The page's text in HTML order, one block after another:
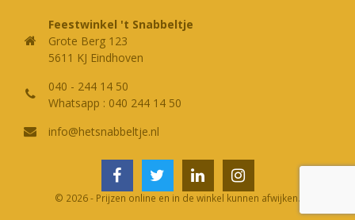
Feestwinkel 't Snabbeltje
Grote Berg 123
5611 KJ Eindhoven
040 - 244 14 50
Whatsapp : 040 244 14 50
info@hetsnabbeltje.nl
© 2026 - Prijzen online en in de winkel kunnen afwijken.